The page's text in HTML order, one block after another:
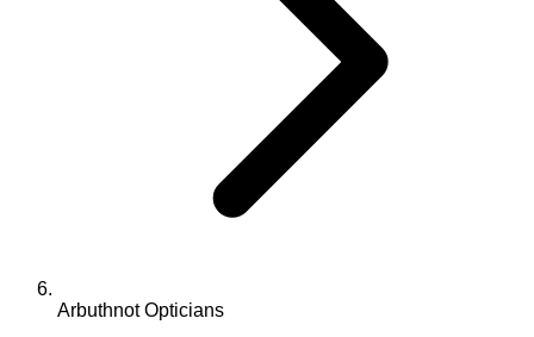
Arbuthnot Opticians